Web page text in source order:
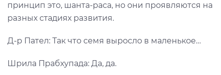
принцип это, шанта-раса, но они проявляются на
разных стадиях развития.
Д-р Пател: Так что семя выросло в маленькое…
Шрила Прабхупада: Да, да.